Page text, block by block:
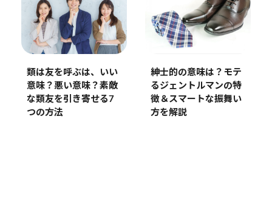
類は友を呼ぶは、いい
意味？悪い意味？素敵
な類友を引き寄せる7
つの方法
紳士的の意味は？モテ
るジェントルマンの特
徴＆スマートな振舞い
方を解説